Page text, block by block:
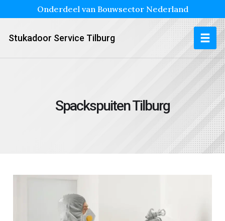
Onderdeel van Bouwsector Nederland
Stukadoor Service Tilburg
Spackspuiten Tilburg